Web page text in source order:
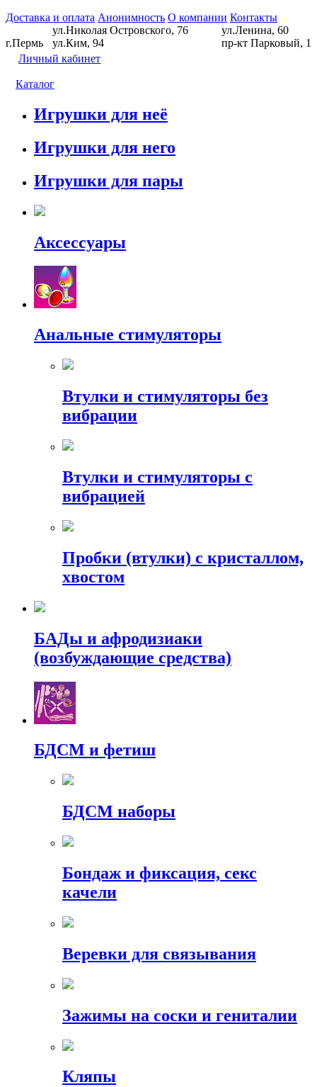
Доставка и оплата Анонимность О компании Контакты
г.Пермь
ул.Николая Островского, 76
ул.Ким, 94
ул.Ленина, 60
пр-кт Парковый, 1
Личный кабинет
Каталог
Игрушки для неё
Игрушки для него
Игрушки для пары
Аксессуары
Анальные стимуляторы
Втулки и стимуляторы без
вибрации
Втулки и стимуляторы с
вибрацией
Пробки (втулки) с кристаллом,
хвостом
БАДы и афродизиаки
(возбуждающие средства)
БДСМ и фетиш
БДСМ наборы
Бондаж и фиксация, секс
качели
Веревки для связывания
Зажимы на соски и гениталии
Кляпы